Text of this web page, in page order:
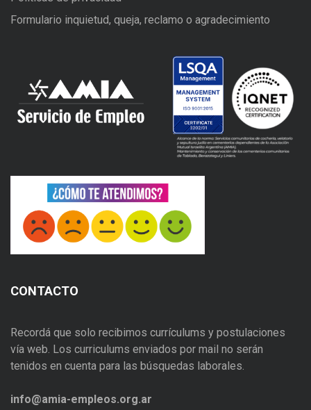
Formulario inquietud, queja, reclamo o agradecimiento
CONTACTO
Recordá que solo recibimos currículums y postulaciones
vía web. Los curriculums enviados por mail no serán
tenidos en cuenta para las búsquedas laborales.
info@amia-empleos.org.ar